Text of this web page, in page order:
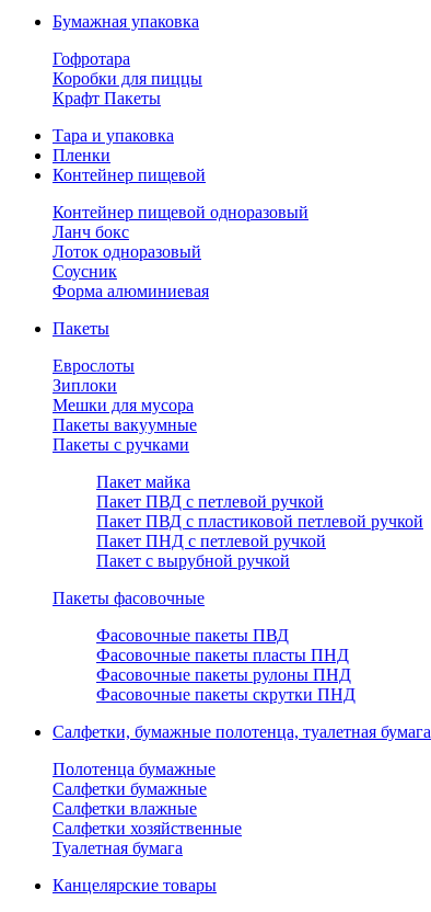
Бумажная упаковка
Гофротара
Коробки для пиццы
Крафт Пакеты
Тара и упаковка
Пленки
Контейнер пищевой
Контейнер пищевой одноразовый
Ланч бокс
Лоток одноразовый
Соусник
Форма алюминиевая
Пакеты
Еврослоты
Зиплоки
Мешки для мусора
Пакеты вакуумные
Пакеты с ручками
Пакет майка
Пакет ПВД с петлевой ручкой
Пакет ПВД с пластиковой петлевой ручкой
Пакет ПНД с петлевой ручкой
Пакет с вырубной ручкой
Пакеты фасовочные
Фасовочные пакеты ПВД
Фасовочные пакеты пласты ПНД
Фасовочные пакеты рулоны ПНД
Фасовочные пакеты скрутки ПНД
Салфетки, бумажные полотенца, туалетная бумага
Полотенца бумажные
Салфетки бумажные
Салфетки влажные
Салфетки хозяйственные
Туалетная бумага
Канцелярские товары